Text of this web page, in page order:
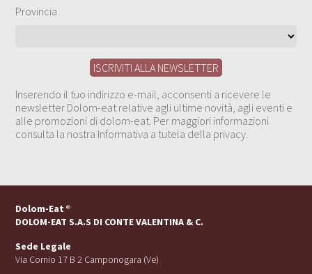
Provincia
Inserendo il tuo indirizzo e-mail, acconsenti a ricevere le
newsletter Dolom-eat relative agli ultime novità, agli eventi e
alle promozioni di dolom-eat. Per maggiori informazioni
consulta la nostra Informativa a tutela della privacy.
Dolom-Eat ®
DOLOM-EAT S.A.S DI CONTE VALENTINA & C.
Sede Legale
Via Cornio 17 B 2 Camponogara (Ve)